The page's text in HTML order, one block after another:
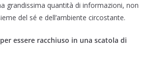
grandissima quantità di informazioni, non
del sé e dell’ambiente circostante.
essere racchiuso in una scatola di